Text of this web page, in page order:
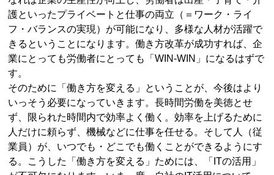
護といったプライベートと仕事の両立（＝ワーク・ライ
フ・バランスの実現）が可能になり、多様な人材が活躍で
きるということになります。働き方改革が成功すれば、企
業にとっても労働者にとっても「WIN-WIN」になるはずで
す。
そのために「働き方を変える」ということが、今後はより
いっそう必要になっていきます。長時間労働を美徳とせ
ず、限られた時間内で効率よく働く。効率を上げるために
人だけに頼らず、機械などに仕事を任せる。そして人（従
業員）が、いつでも・どこでも働くことができるようにす
る。こうした「働き方を変える」ためには、「ITの活用」